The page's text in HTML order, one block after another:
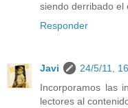
siendo derribado el
Responder
Javi
24/5/11,
Incorporamos las
lectores al